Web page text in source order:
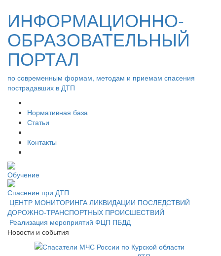
ИНФОРМАЦИОННО-
ОБРАЗОВАТЕЛЬНЫЙ
ПОРТАЛ
по современным формам, методам и приемам спасения
пострадавших в ДТП
Нормативная база
Статьи
Контакты
Обучение
Спасение при ДТП
ЦЕНТР МОНИТОРИНГА ЛИКВИДАЦИИ ПОСЛЕДСТВИЙ
ДОРОЖНО-ТРАНСПОРТНЫХ ПРОИСШЕСТВИЙ
Реализация мероприятий ФЦП ПБДД
Новости и события